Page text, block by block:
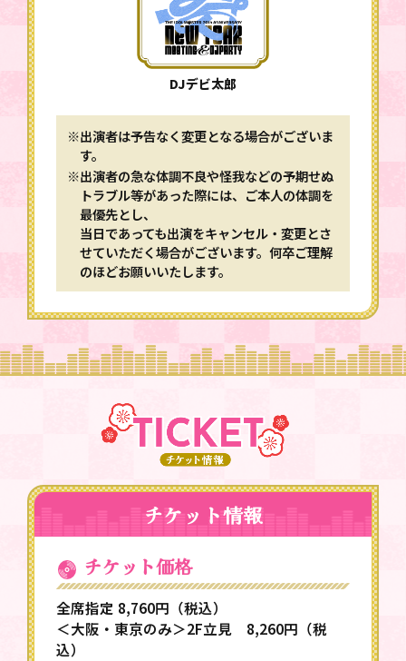
DJデビ太郎
※出演者は予告なく変更となる場合がございま
す。
※出演者の急な体調不良や怪我などの予期せぬ
トラブル等があった際には、ご本人の体調を
最優先とし、
当日であっても出演をキャンセル・変更とさ
せていただく場合がございます。何卒ご理解
のほどお願いいたします。
チケット情報
チケット価格
全席指定 8,760円（税込）
＜大阪・東京のみ＞2F立見 8,260円（税
込）